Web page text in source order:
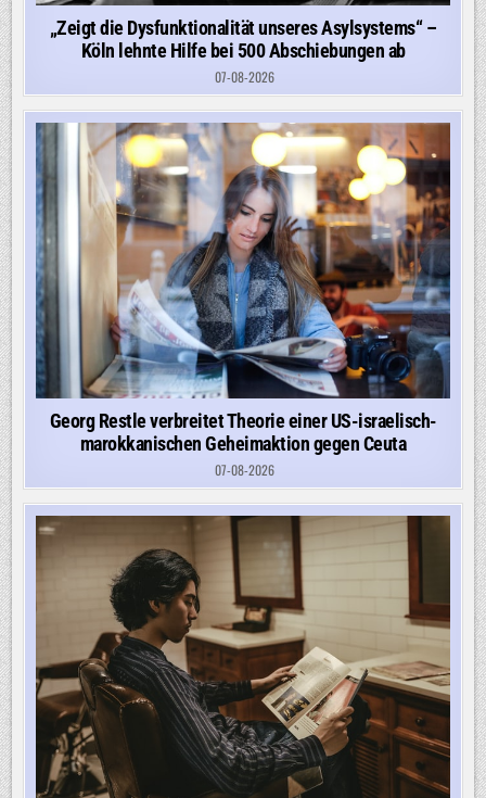
„Zeigt die Dysfunktionalität unseres Asylsystems“ –
Köln lehnte Hilfe bei 500 Abschiebungen ab
07-08-2026
Georg Restle verbreitet Theorie einer US-israelisch-
marokkanischen Geheimaktion gegen Ceuta
07-08-2026